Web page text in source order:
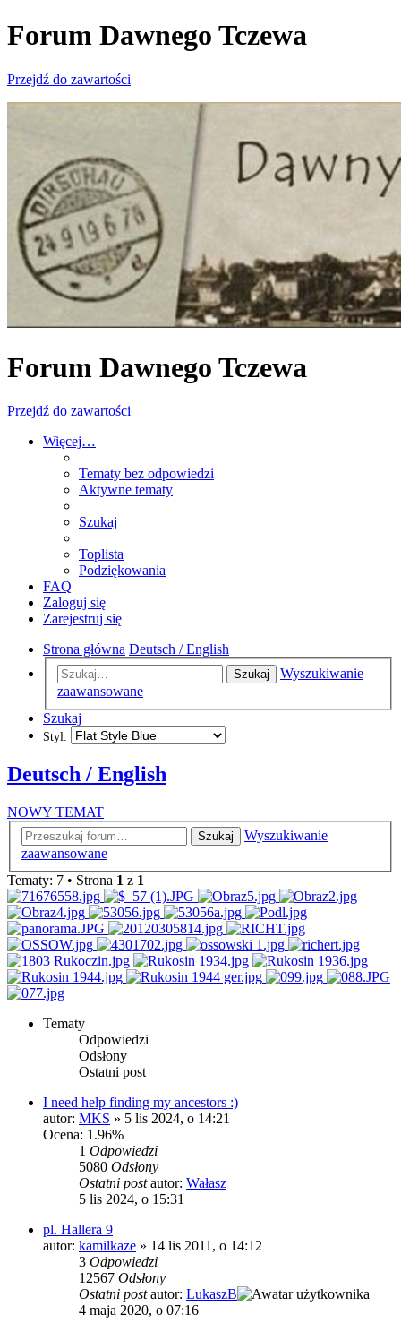
Forum Dawnego Tczewa
Przejdź do zawartości
Forum Dawnego Tczewa
Przejdź do zawartości
Więcej…
Tematy bez odpowiedzi
Aktywne tematy
Szukaj
Toplista
Podziękowania
FAQ
Zaloguj się
Zarejestruj się
Strona główna Deutsch / English
Szukaj
Wyszukiwanie
zaawansowane
Szukaj
Styl:
Deutsch / English
NOWY TEMAT
Szukaj
Wyszukiwanie
zaawansowane
Tematy: 7 • Strona 1 z 1
Tematy
Odpowiedzi
Odsłony
Ostatni post
I need help finding my ancestors :)
autor: MKS » 5 lis 2024, o 14:21
Ocena: 1.96%
1 Odpowiedzi
5080 Odsłony
Ostatni postautor: Wałasz
5 lis 2024, o 15:31
pl. Hallera 9
autor: kamilkaze » 14 lis 2011, o 14:12
3 Odpowiedzi
12567 Odsłony
Ostatni postautor: LukaszB
4 maja 2020, o 07:16